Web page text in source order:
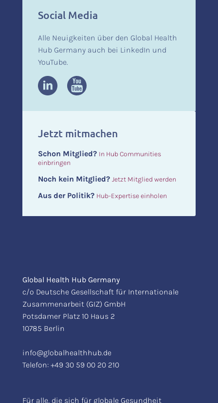
Social Media
Alle Neuigkeiten über den Global Health
Hub Germany auch bei LinkedIn und
YouTube.
Jetzt mitmachen
Schon Mitglied? In Hub Communities
einbringen
Noch kein Mitglied? Jetzt Mitglied werden
Aus der Politik? Hub-Expertise einholen
Global Health Hub Germany
c/o Deutsche Gesellschaft für Internationale
Zusammenarbeit (GIZ) GmbH
Potsdamer Platz 10 Haus 2
10785 Berlin
info@globalhealthhub.de
Telefon: +49 30 59 00 20 210
Für alle, die sich für globale Gesundheit